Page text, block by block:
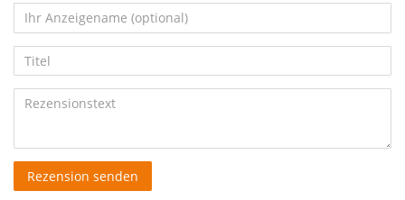
von
5
Bewertungssternen
von
5
Bewertungssternen
von
5
Bewertungssternen
von
5
Bewertungssternen
von
5
Bewertungssternen
Ihr
Anzeigename
(optional)
Platzhalter
Titel
Rezensionstext
Rezension senden